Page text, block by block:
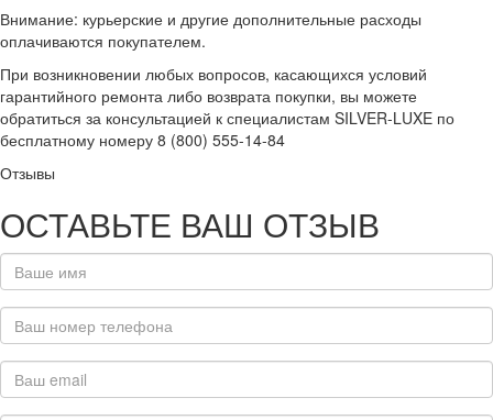
Внимание: курьерские и другие дополнительные расходы
оплачиваются покупателем.
При возникновении любых вопросов, касающихся условий
гарантийного ремонта либо возврата покупки, вы можете
обратиться за консультацией к специалистам SILVER-LUXE по
бесплатному номеру 8 (800) 555-14-84
Отзывы
ОСТАВЬТЕ ВАШ ОТЗЫВ